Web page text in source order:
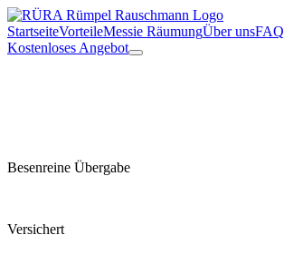
StartseiteVorteileMessie RäumungÜber unsFAQ
Kostenloses Angebot
Besenreine Übergabe
Versichert